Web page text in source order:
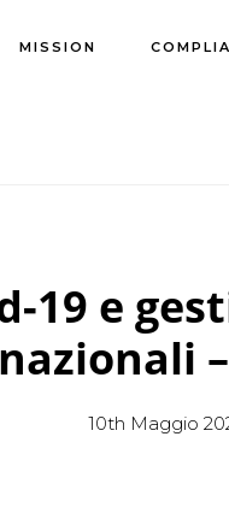
MISSION
19 e
10th Maggio